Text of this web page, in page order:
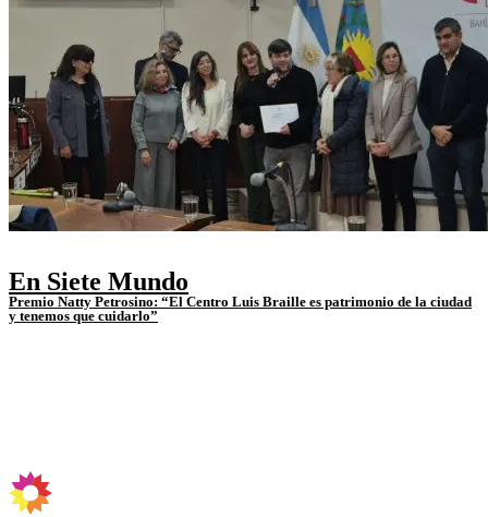
En Siete Mundo
Premio Natty Petrosino: “El Centro Luis Braille es patrimonio de la ciudad
y tenemos que cuidarlo”